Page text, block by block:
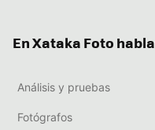
En Xataka Foto
Análisis y pruebas
Fotógrafos